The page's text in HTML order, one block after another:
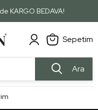
KARGO BEDAVA!
Sepetim
Ara